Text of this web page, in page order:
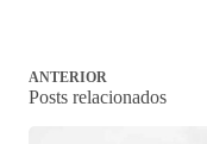
ANTERIOR
Posts relacionados